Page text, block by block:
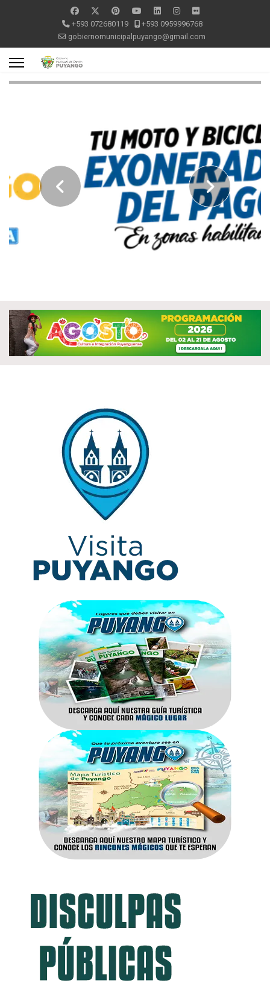
+593 072680119
+593 0959996768
gobiernomunicipalpuyango@gmail.com